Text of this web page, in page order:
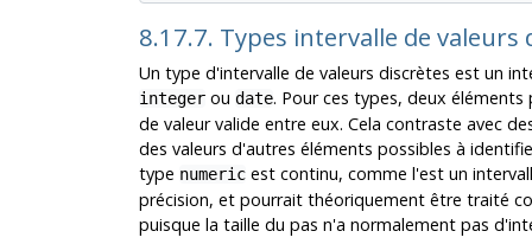
8.17.7. Types intervalle de valeurs
Un type d'intervalle de valeurs discrètes est un
integerou date. Pour ces types, deux
de valeur valide entre eux. Cela contraste avec
des valeurs d'autres éléments possibles à
type numericest continu, comme l'est un
précision, et pourrait théoriquement être traité
puisque la taille du pas n'a normalement pas